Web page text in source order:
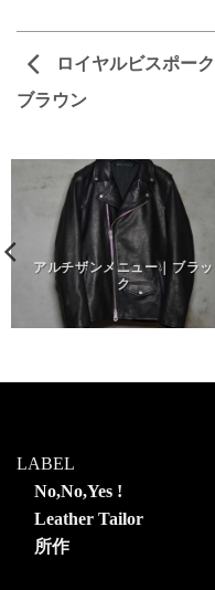
ロイヤルビスポーク
ブラウン
アルチザンメニュー｜ブラッ
ク
LABEL
No,No,Yes !
Leather Tailor
所作